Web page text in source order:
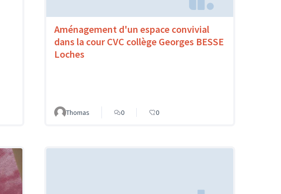
Aménagement d'un espace convivial
dans la cour CVC collège Georges BESSE
Loches
Thomas 0 0